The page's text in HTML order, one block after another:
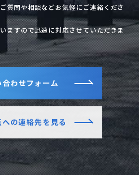
質問や相談などお気軽にご連絡くださ
ますので迅速に対応させていただきま
合わせフォーム
の連絡先を見る